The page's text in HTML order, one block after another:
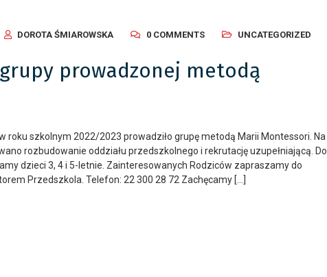
DOROTA ŚMIAROWSKA 0 COMMENTS UNCATEGORIZED
prowadzonej metodą
roku szkolnym 2022/2023 prowadziło grupę metodą Marii Montessori. Na
rozbudowanie oddziału przedszkolnego i rekrutację uzupełniającą. Do
dzieci 3, 4 i 5-letnie. Zainteresowanych Rodziców zapraszamy do
Przedszkola. Telefon: 22 300 28 72 Zachęcamy […]